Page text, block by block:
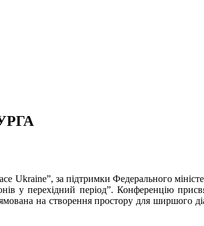
Ukraine”, за підтримки Федерального
у перехідний період”. Конференцію
на створення простору для ширшого